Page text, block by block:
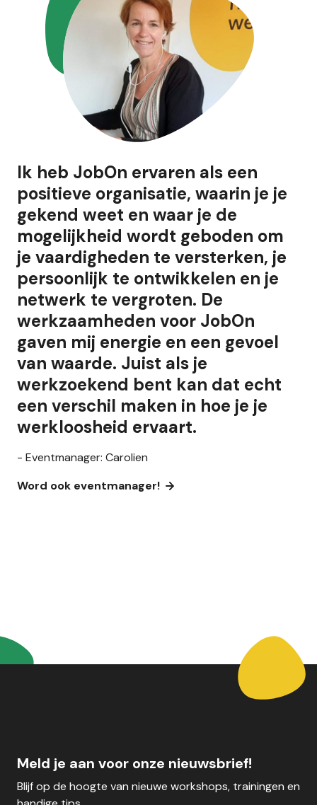
Ik heb JobOn ervaren als een
positieve organisatie, waarin je je
gekend weet en waar je de
mogelijkheid wordt geboden om
je vaardigheden te versterken, je
persoonlijk te ontwikkelen en je
netwerk te vergroten. De
werkzaamheden voor JobOn
gaven mij energie en een gevoel
van waarde. Juist als je
werkzoekend bent kan dat echt
een verschil maken in hoe je je
werkloosheid ervaart.
- Eventmanager: Carolien
Word ook eventmanager!
Meld je aan voor onze nieuwsbrief!
Blijf op de hoogte van nieuwe workshops, trainingen en